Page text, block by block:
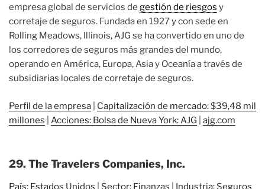
empresa global de servicios de gestión de riesgos y
corretaje de seguros. Fundada en 1927 y con sede en
Rolling Meadows, Illinois, AJG se ha convertido en uno de
los corredores de seguros más grandes del mundo,
operando en América, Europa, Asia y Oceanía a través de
subsidiarias locales de corretaje de seguros.
Perfil de la empresa
Capitalización de mercado: $39,48 mil
millones
Acciones: Bolsa de Nueva York: AJG ajg.com
29. The Travelers Companies, Inc.
País: Estados Unidos Sector: Finanzas Industria: Seguros